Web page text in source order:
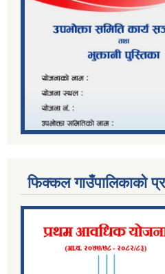
फिक्कल गाउँपालिकाको